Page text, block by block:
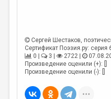
ДЕТСКАЯ КОМНАТА
КНИЖНАЯ ПОЛКА
ОБЗОР ЛИТЕРАТУРЫ
СТРАНИЦЫ ПАМЯТИ
Сергей Шестаков,
Сертификат Поэзия.ру:
0 |
3 | 2722 |
Произведение оценили (+): []
Произведение оценили (-): []